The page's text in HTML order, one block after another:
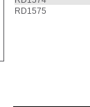
RD1575